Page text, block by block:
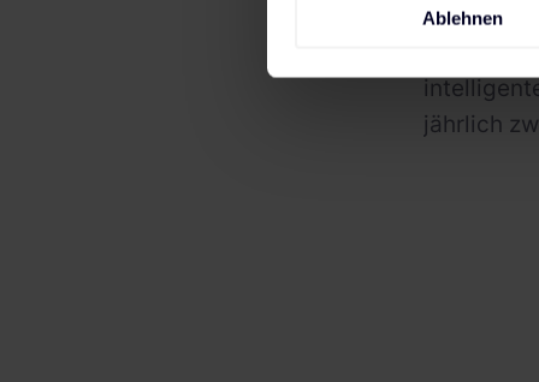
Ablehnen
werden.
jährlich